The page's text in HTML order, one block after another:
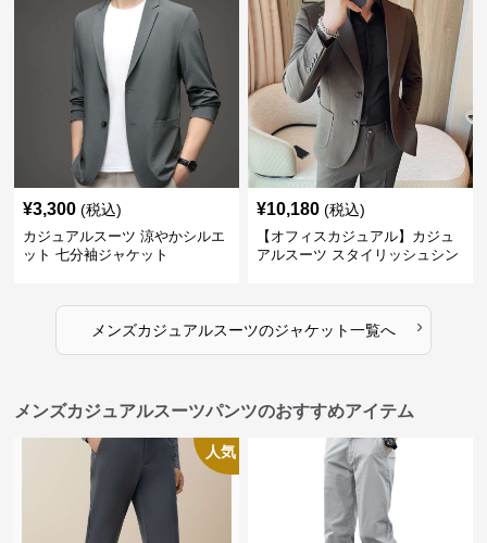
¥3,300 (税込)
カジュアルスーツ 涼やかシルエ
ット 七分袖ジャケット
¥10,180 (税込)
【オフィスカジュアル】カジュ
アルスーツ スタイリッシュシン
メンズカジュアルスーツのジャケット一覧へ ›
メンズカジュアルスーツパンツのおすすめアイテム
人気